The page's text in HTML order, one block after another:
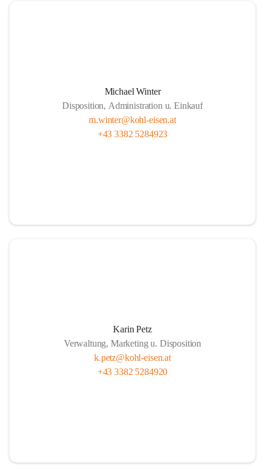
Michael Winter
Disposition, Administration u. Einkauf
m.winter@kohl-eisen.at
+43 3382 5284923
Karin Petz
Verwaltung, Marketing u. Disposition
k.petz@kohl-eisen.at
+43 3382 5284920